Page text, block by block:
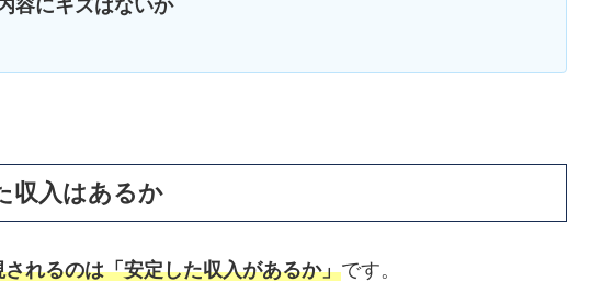
容にキズはないか
収入はあるか
れるのは「安定した収入があるか」です。